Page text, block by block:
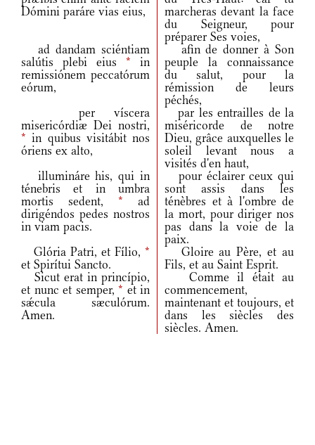
Dómini paráre vias eius,
marcheras devant la face
du Seigneur, pour
préparer Ses voies,
ad dandam sciéntiam
salútis plebi eius * in
remissiónem peccatórum
eórum,
afin de donner à Son
peuple la connaissance
du salut, pour la
rémission de leurs
péchés,
per víscera
misericórdiæ Dei nostri,
* in quibus visitábit nos
óriens ex alto,
par les entrailles de la
miséricorde de notre
Dieu, grâce auxquelles le
soleil levant nous a
visités d'en haut,
illumináre his, qui in
ténebris et in umbra
mortis sedent, * ad
dirigéndos pedes nostros
in viam pacis.
pour éclairer ceux qui
sont assis dans les
ténèbres et à l'ombre de
la mort, pour diriger nos
pas dans la voie de la
paix.
Glória Patri, et Fílio, *
et Spirítui Sancto.
Gloire au Père, et au
Fils, et au Saint Esprit.
Sicut erat in princípio,
et nunc et semper, * et in
sǽcula sæculórum.
Amen.
Comme il était au
commencement,
maintenant et toujours, et
dans les siècles des
siècles. Amen.